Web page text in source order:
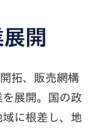
開
拓、販売網構
展開。国の政
域に根差し、地